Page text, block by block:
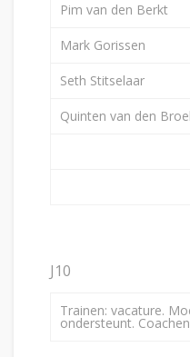
Pim van den Berkt
Mark Gorissen
Seth Stitselaar
Quinten van den
J10
Trainen: vacature.
ondersteunt.